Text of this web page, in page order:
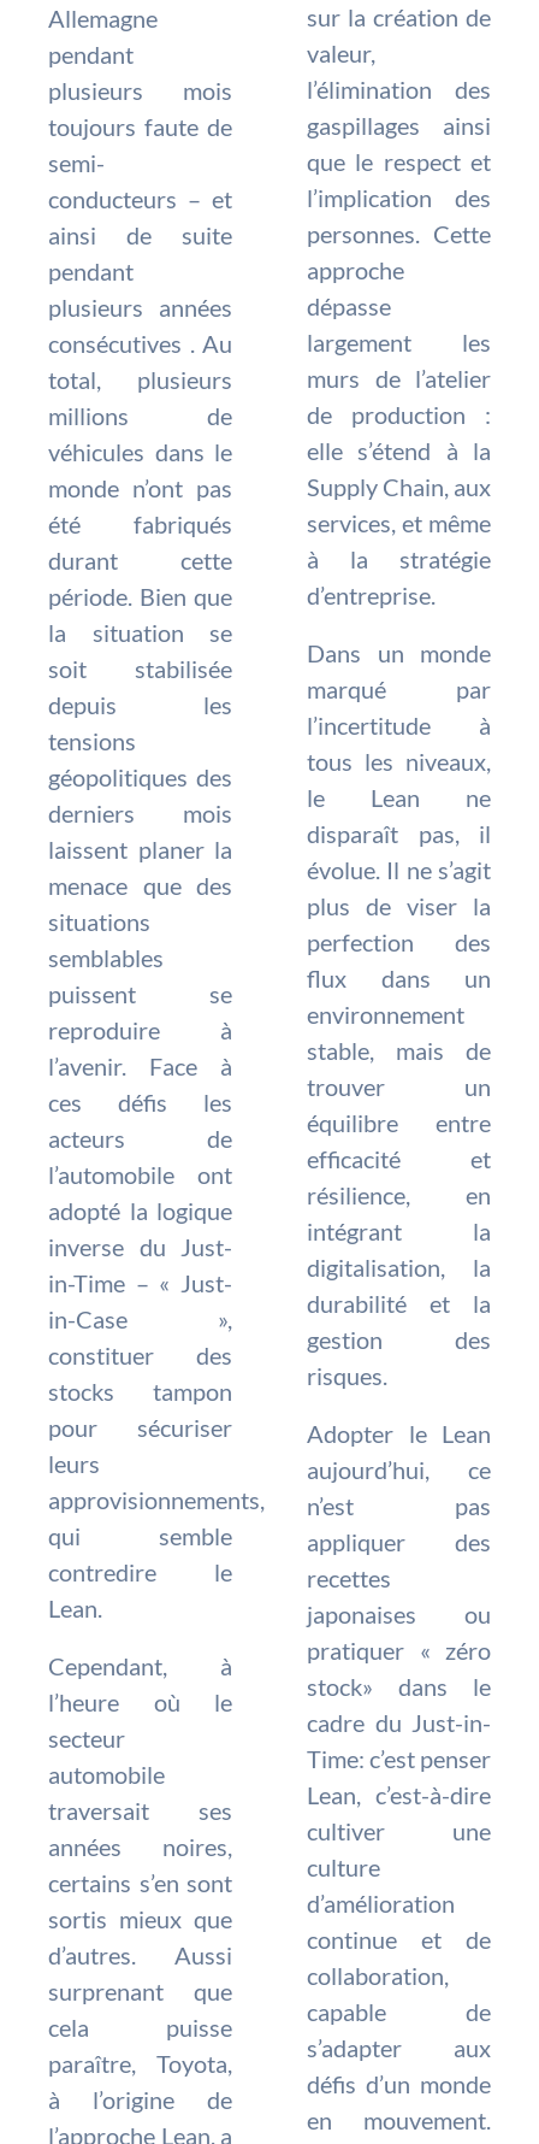
Allemagne
pendant
plusieurs mois
toujours faute de
semi-
conducteurs – et
ainsi de suite
pendant
plusieurs années
consécutives . Au
total, plusieurs
millions de
véhicules dans le
monde n’ont pas
été fabriqués
durant cette
période. Bien que
la situation se
soit stabilisée
depuis les
tensions
géopolitiques des
derniers mois
laissent planer la
menace que des
situations
semblables
puissent se
reproduire à
l’avenir. Face à
ces défis les
acteurs de
l’automobile ont
adopté la logique
inverse du Just-
in-Time – « Just-
in-Case »,
constituer des
stocks tampon
pour sécuriser
leurs
approvisionnements,
qui semble
contredire le
Lean.
Cependant, à
l’heure où le
secteur
automobile
traversait ses
années noires,
certains s’en sont
sortis mieux que
d’autres. Aussi
surprenant que
cela puisse
paraître, Toyota,
à l’origine de
l’approche Lean, a
sur la création de
valeur,
l’élimination des
gaspillages ainsi
que le respect et
l’implication des
personnes. Cette
approche
dépasse
largement les
murs de l’atelier
de production :
elle s’étend à la
Supply Chain, aux
services, et même
à la stratégie
d’entreprise.
Dans un monde
marqué par
l’incertitude à
tous les niveaux,
le Lean ne
disparaît pas, il
évolue. Il ne s’agit
plus de viser la
perfection des
flux dans un
environnement
stable, mais de
trouver un
équilibre entre
efficacité et
résilience, en
intégrant la
digitalisation, la
durabilité et la
gestion des
risques.
Adopter le Lean
aujourd’hui, ce
n’est pas
appliquer des
recettes
japonaises ou
pratiquer « zéro
stock» dans le
cadre du Just-in-
Time: c’est penser
Lean, c’est-à-dire
cultiver une
culture
d’amélioration
continue et de
collaboration,
capable de
s’adapter aux
défis d’un monde
en mouvement.